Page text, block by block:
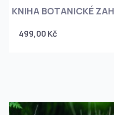
KNIHA BOTANICKÉ
499,00 Kč